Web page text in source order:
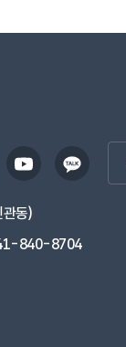
동)
840-8704